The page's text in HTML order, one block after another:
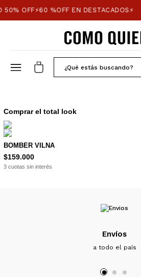
50% OFF⚡60 %OFF EN DESTACADOS⚡
Comprar el total look
BOMBER VILNA
$159.000
3 cuotas sin interés
Envíos
a todo el país